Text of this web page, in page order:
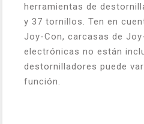
herramientas de
y 37 tornillos. Ten en
Joy-Con, carcasas de
electrónicas no están
destornilladores puede
función.